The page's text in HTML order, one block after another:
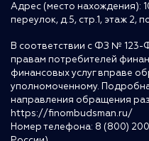
Адрес (место нахождения):
переулок, д.5, стр.1, этаж 2,
В соответствии с ФЗ №
правам потребителей
финансовых услуг вправе
уполномоченному.
направления обращения
https://finombudsman.ru/
Номер телефона: 8 (800)